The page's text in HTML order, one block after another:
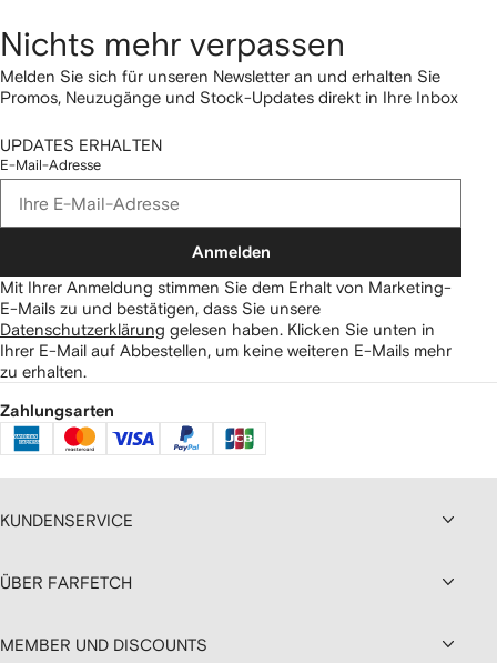
Nichts mehr verpassen
Melden Sie sich für unseren Newsletter an und erhalten Sie
Promos, Neuzugänge und Stock-Updates direkt in Ihre Inbox
UPDATES ERHALTEN
E-Mail-Adresse
Anmelden
Mit Ihrer Anmeldung stimmen Sie dem Erhalt von Marketing-
E-Mails zu und bestätigen, dass Sie unsere
Datenschutzerklärung gelesen haben. Klicken Sie unten in
Ihrer E-Mail auf Abbestellen, um keine weiteren E-Mails mehr
zu erhalten.
Zahlungsarten
KUNDENSERVICE
ÜBER FARFETCH
MEMBER UND DISCOUNTS